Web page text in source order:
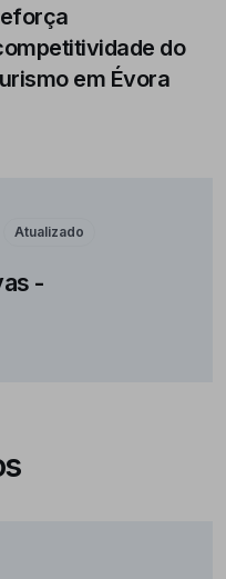
do
em Évora
Atualizado
-